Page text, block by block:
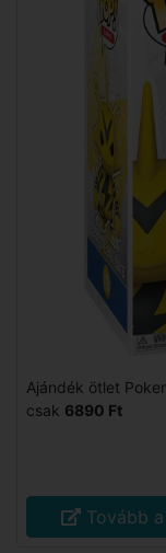
Ajándék ötlet
csak 6890 Ft
Tovább